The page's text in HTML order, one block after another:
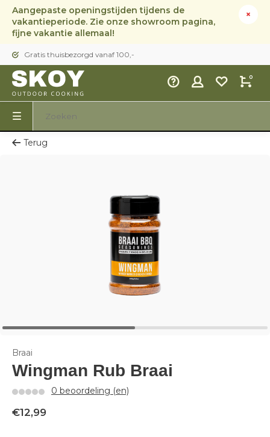
Aangepaste openingstijden tijdens de
vakantieperiode. Zie onze showroom pagina,
fijne vakantie allemaal!
Gratis thuisbezorgd vanaf 100,-
0
Terug
Braai
Wingman Rub Braai
0 beoordeling (en)
€12,99